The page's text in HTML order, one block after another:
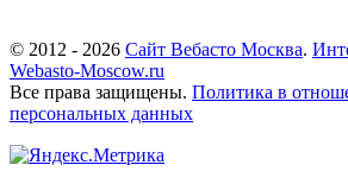
© 2012 - 2026 Сайт Вебасто Москва.
Webasto-Moscow.ru
Все права защищены. Политика в
персональных данных